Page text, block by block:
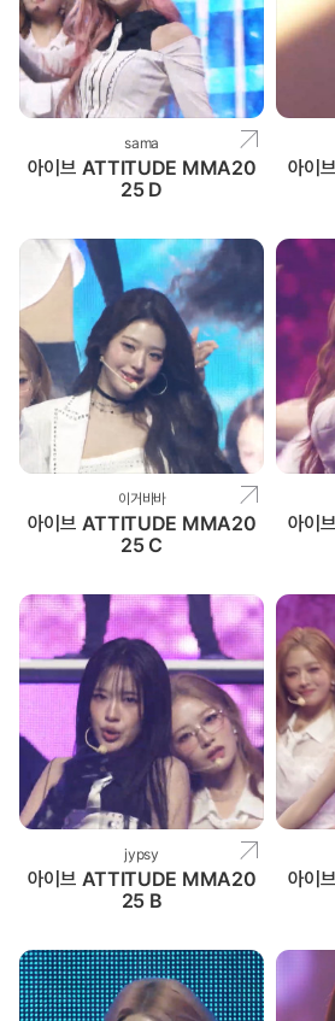
sama
아이브 ATTITUDE MMA20
25 D
아이
이거바바
아이브 ATTITUDE MMA20
25 C
아이
jypsy
아이브 ATTITUDE MMA20
25 B
아이